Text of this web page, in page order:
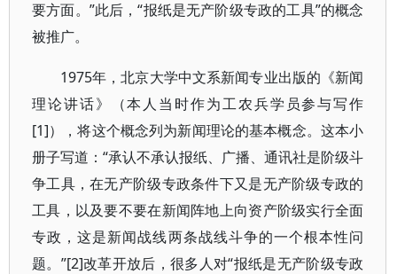
要方面。”此后，“报纸是无产阶级专政的工具”的概念
被推广。
1975年，北京大学中文系新闻专业出版的《新闻
理论讲话》（本人当时作为工农兵学员参与写作
[1]），将这个概念列为新闻理论的基本概念。这本小
册子写道：“承认不承认报纸、广播、通讯社是阶级斗
争工具，在无产阶级专政条件下又是无产阶级专政的
工具，以及要不要在新闻阵地上向资产阶级实行全面
专政，这是新闻战线两条战线斗争的一个根本性问
题。”[2]改革开放后，很多人对“报纸是无产阶级专政